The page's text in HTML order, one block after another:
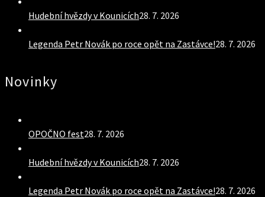
Hudební hvězdy v Kounicích28. 7. 2026
Legenda Petr Novák po roce opět na Zastávce!28. 7. 2026
Novinky
OPOČNO fest28. 7. 2026
Hudební hvězdy v Kounicích28. 7. 2026
Legenda Petr Novák po roce opět na Zastávce!28. 7. 2026